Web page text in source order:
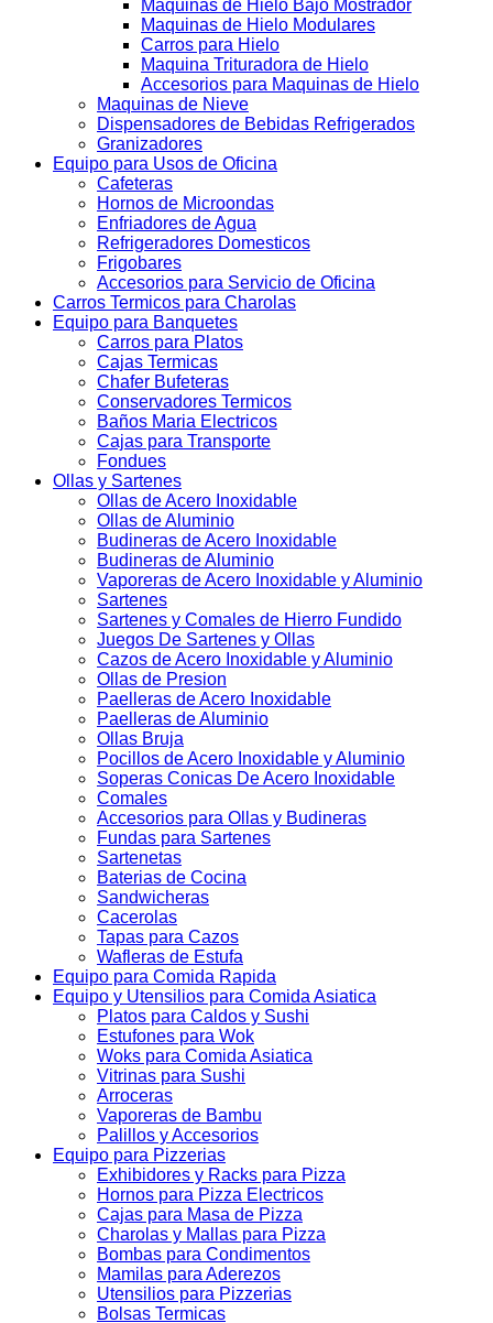
Maquinas de Hielo Bajo Mostrador
Maquinas de Hielo Modulares
Carros para Hielo
Maquina Trituradora de Hielo
Accesorios para Maquinas de Hielo
Maquinas de Nieve
Dispensadores de Bebidas Refrigerados
Granizadores
Equipo para Usos de Oficina
Cafeteras
Hornos de Microondas
Enfriadores de Agua
Refrigeradores Domesticos
Frigobares
Accesorios para Servicio de Oficina
Carros Termicos para Charolas
Equipo para Banquetes
Carros para Platos
Cajas Termicas
Chafer Bufeteras
Conservadores Termicos
Baños Maria Electricos
Cajas para Transporte
Fondues
Ollas y Sartenes
Ollas de Acero Inoxidable
Ollas de Aluminio
Budineras de Acero Inoxidable
Budineras de Aluminio
Vaporeras de Acero Inoxidable y Aluminio
Sartenes
Sartenes y Comales de Hierro Fundido
Juegos De Sartenes y Ollas
Cazos de Acero Inoxidable y Aluminio
Ollas de Presion
Paelleras de Acero Inoxidable
Paelleras de Aluminio
Ollas Bruja
Pocillos de Acero Inoxidable y Aluminio
Soperas Conicas De Acero Inoxidable
Comales
Accesorios para Ollas y Budineras
Fundas para Sartenes
Sartenetas
Baterias de Cocina
Sandwicheras
Cacerolas
Tapas para Cazos
Wafleras de Estufa
Equipo para Comida Rapida
Equipo y Utensilios para Comida Asiatica
Platos para Caldos y Sushi
Estufones para Wok
Woks para Comida Asiatica
Vitrinas para Sushi
Arroceras
Vaporeras de Bambu
Palillos y Accesorios
Equipo para Pizzerias
Exhibidores y Racks para Pizza
Hornos para Pizza Electricos
Cajas para Masa de Pizza
Charolas y Mallas para Pizza
Bombas para Condimentos
Mamilas para Aderezos
Utensilios para Pizzerias
Bolsas Termicas